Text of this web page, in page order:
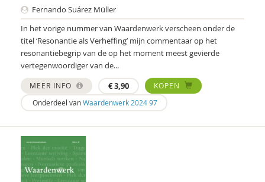
Laurine Blonk
Karianne den Boer
Theo van den Bogaart
Antoinette Bolscher
Marij Bontemps-Hommen
Sylvia Borren
Gustaaf Bos
Michiel Bos
Fernando Suárez Müller
In het vorige nummer van Waardenwerk verscheen onder de
titel ‘Resonantie als Verheffing’ mijn commentaar op het
resonantiebegrip van de op het moment meest gevierde
vertegenwoordiger van de...
MEER INFO €3,90
KOPEN
Onderdeel vanWaardenwerk 2024 97